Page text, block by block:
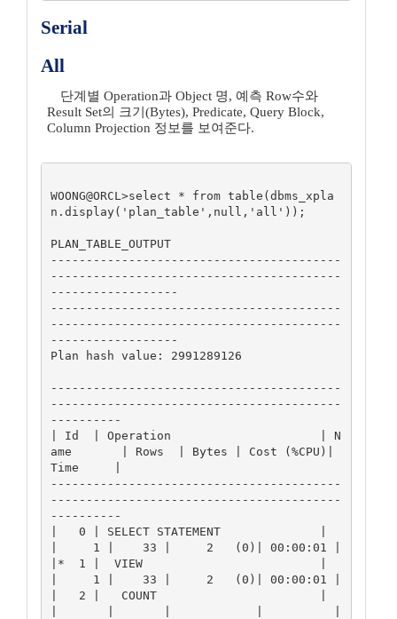
Serial
All
단계별 Operation과 Object 명, 예측 Row수와
Result Set의 크기(Bytes), Predicate, Query Block,
Column Projection 정보를 보여준다.
WOONG@ORCL>select * from table(dbms_xpla
n.display('plan_table',null,'all'));
PLAN_TABLE_OUTPUT
-----------------------------------------
-----------------------------------------
------------------
-----------------------------------------
-----------------------------------------
------------------
Plan hash value: 2991289126
-----------------------------------------
-----------------------------------------
----------
| Id  | Operation                     | N
ame       | Rows  | Bytes | Cost (%CPU)|
Time     |
-----------------------------------------
-----------------------------------------
----------
|   0 | SELECT STATEMENT              |
|     1 |    33 |     2   (0)| 00:00:01 |
|*  1 |  VIEW                         |
|     1 |    33 |     2   (0)| 00:00:01 |
|   2 |   COUNT                       |